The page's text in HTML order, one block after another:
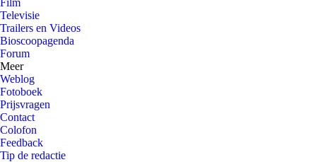
Film
Televisie
Trailers en Videos
Bioscoopagenda
Forum
Meer
Weblog
Fotoboek
Prijsvragen
Contact
Colofon
Feedback
Tip de redactie